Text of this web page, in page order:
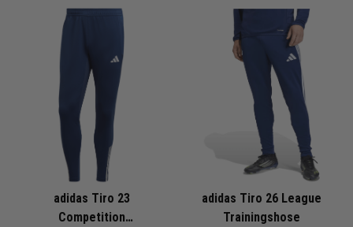
adidas Tiro 23
Competition
adidas Tiro 26 League
Trainingshose